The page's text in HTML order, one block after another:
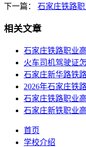
下一篇： 石家庄铁路
相关文章
石家庄铁路职业
火车司机驾驶证
石家庄新华路铁
2026年石家庄铁
石家庄铁路职业
石家庄新铁职业
首页
学校介绍